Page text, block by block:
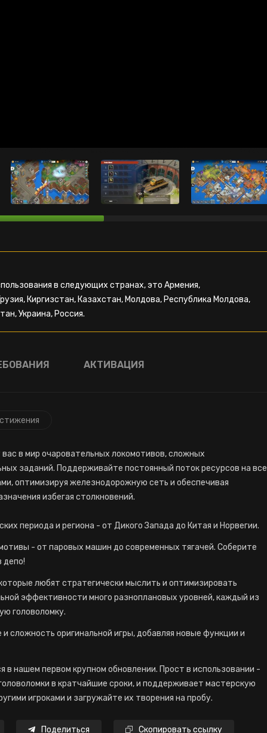
в следующих странах, это Армения,
Киргизстан, Казахстан, Молдова, Республика Молдова,
Украина, Россия.
АКТИВАЦИЯ
в мир очаровательных локомотивов, сложных
заданий. Поддерживайте постоянный поток ресурсов на все
оптимизируя железнодорожную сеть и обеспечивая
избегая столкновений.
периода и региона - от Дикого Запада до Китая и Норвегии.
- от паровых машин до современных тягачей. Соберите
депо!
любят стратегически мыслить и оптимизировать
эффективности много разноплановых уровней, каждый из
головоломку.
сложность оригинальной игры, добавляя новые функции и
в нашем первом крупном обновлении. Прост в использовании -
в кратчайшие сроки, и поддерживает мастерскую
игроками и загружайте их творения на пробу.
Поделиться Скопировать ссылку